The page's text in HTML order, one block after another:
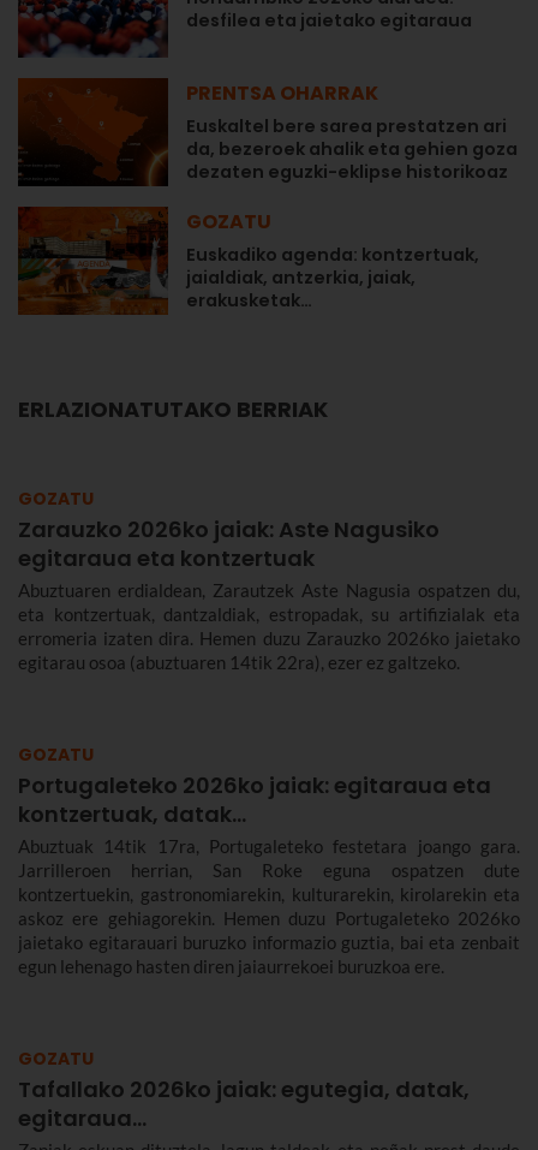
desfilea eta jaietako egitaraua
PRENTSA OHARRAK
Euskaltel bere sarea prestatzen ari
da, bezeroek ahalik eta gehien goza
dezaten eguzki-eklipse historikoaz
GOZATU
Euskadiko agenda: kontzertuak,
jaialdiak, antzerkia, jaiak,
erakusketak…
ERLAZIONATUTAKO BERRIAK
GOZATU
Zarauzko 2026ko jaiak: Aste Nagusiko
egitaraua eta kontzertuak
Abuztuaren erdialdean, Zarautzek Aste Nagusia ospatzen du,
eta kontzertuak, dantzaldiak, estropadak, su artifizialak eta
erromeria izaten dira. Hemen duzu Zarauzko 2026ko jaietako
egitarau osoa (abuztuaren 14tik 22ra), ezer ez galtzeko.
GOZATU
Portugaleteko 2026ko jaiak: egitaraua eta
kontzertuak, datak...
Abuztuak 14tik 17ra, Portugaleteko festetara joango gara.
Jarrilleroen herrian, San Roke eguna ospatzen dute
kontzertuekin, gastronomiarekin, kulturarekin, kirolarekin eta
askoz ere gehiagorekin. Hemen duzu Portugaleteko 2026ko
jaietako egitarauari buruzko informazio guztia, bai eta zenbait
egun lehenago hasten diren jaiaurrekoei buruzkoa ere.
GOZATU
Tafallako 2026ko jaiak: egutegia, datak,
egitaraua...